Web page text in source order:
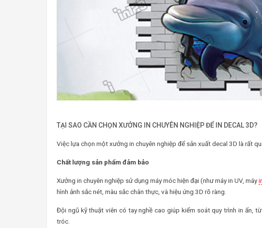
TẠI SAO CẦN CHỌN XƯỞNG IN CHUYÊN NGHIỆP ĐỂ IN DECAL 3D?
Việc lựa chọn một xưởng in chuyên nghiệp để sản xuất decal 3D là rất
Chất lượng sản phẩm đảm bảo
Xưởng in chuyên nghiệp sử dụng máy móc hiện đại (như máy in UV, máy
hình ảnh sắc nét, màu sắc chân thực, và hiệu ứng 3D rõ ràng.
Đội ngũ kỹ thuật viên có tay nghề cao giúp kiểm soát quy trình in ấn,
tróc.